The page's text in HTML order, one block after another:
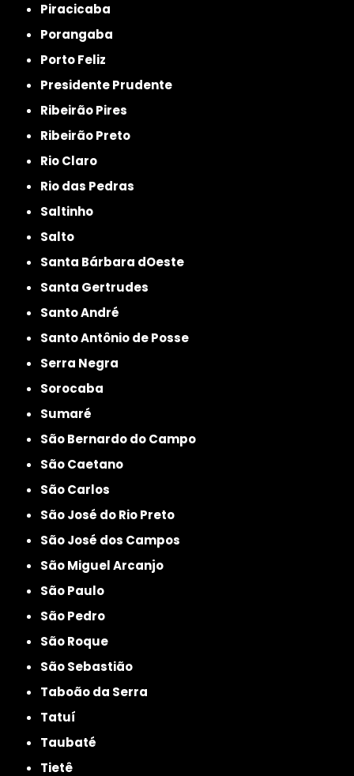
Piracicaba
Porangaba
Porto Feliz
Presidente Prudente
Ribeirão Pires
Ribeirão Preto
Rio Claro
Rio das Pedras
Saltinho
Salto
Santa Bárbara dOeste
Santa Gertrudes
Santo André
Santo Antônio de Posse
Serra Negra
Sorocaba
Sumaré
São Bernardo do Campo
São Caetano
São Carlos
São José do Rio Preto
São José dos Campos
São Miguel Arcanjo
São Paulo
São Pedro
São Roque
São Sebastião
Taboão da Serra
Tatuí
Taubaté
Tietê